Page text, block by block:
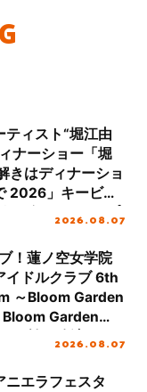
ティスト“堀江由
ナーショー「堀
きはディナーショ
2026」キービジ
ズラインナップ
2026.08.07
！蓮ノ空女学院
イドルクラブ 6th
～Bloom Garden
Garden
／埼玉公演＞”
2026.08.07
ニエラフェスタ